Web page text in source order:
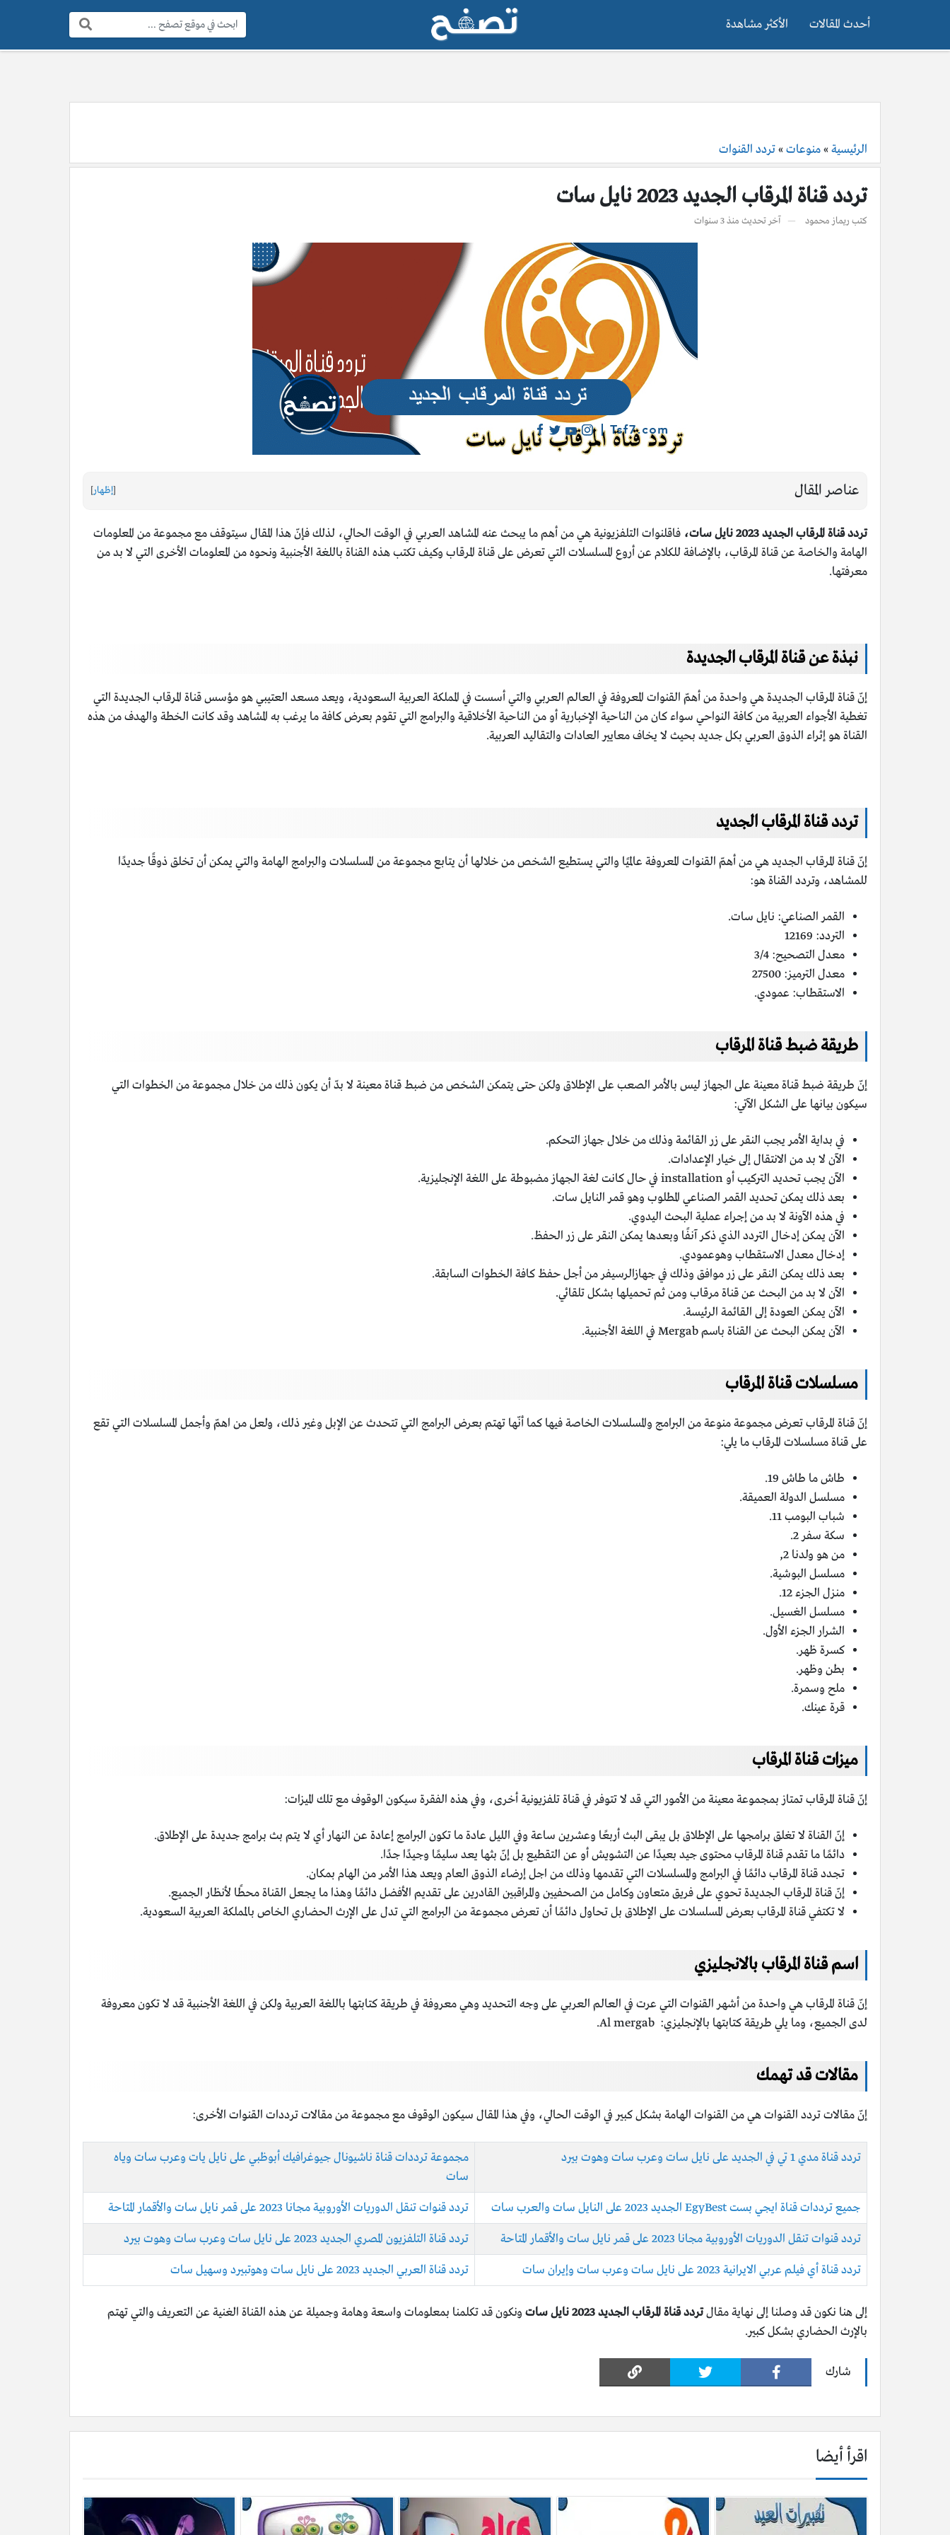
أحدث المقالات الأكثر مشاهدة
البحث:
الرئيسية »منوعات »تردد القنوات
تردد قناة المرقاب الجديد 2023 نايل سات
كتب ريماز محمود آخر تحديث منذ 3 سنوات
عناصر المقال [إظهار]
تردد قناة المرقاب الجديد 2023 نايل سات،
فاقلنوات التلفزيونية هي من أهم ما يبحث عنه المشاهد العربي في الوقت الحالي، لذلك فإنّ هذا المقال سيتوقف مع مجموعة من المعلومات
الهامة والخاصة عن قناة المرقاب، بالإضافة للكلام عن أروع المسلسلات التي تعرض على قناة المرقاب وكيف تكتب هذه القناة باللغة الأجنبية ونحوه من المعلومات الأخرى التي لا بد من
معرفتها.
نبذة عن قناة المرقاب الجديدة
إنّ قناة المرقاب الجديدة هي واحدة من أهمّ القنوات المعروفة في العالم العربي والتي أسست في المملكة العربية السعودية، ويعد مسعد العتيبي هو مؤسس قناة المرقاب الجديدة التي
تغطية الأجواء العربية من كافة النواحي سواء كان من الناحية الإخبارية أو من الناحية الأخلاقية والبرامج التي تقوم بعرض كافة ما يرغب به المشاهد وقد كانت الخطة والهدف من هذه
القناة هو إثراء الذوق العربي بكل جديد بحيث لا يخاف معايير العادات والتقاليد العربية.
تردد قناة المرقاب الجديد
إنّ قناة المرقاب الجديد هي من أهمّ القنوات المعروفة عالميًا والتي يستطيع الشخص من خلالها أن يتابع مجموعة من المسلسلات والبرامج الهامة والتي يمكن أن تخلق ذوقًا جديدًا
للمشاهد، وتردد القناة هو:
القمر الصناعي: نايل سات.
التردد: 12169
معدل التصحيح: 3/4
معدل الترميز: 27500
الاستقطاب: عمودي.
طريقة ضبط قناة المرقاب
إنّ طريقة ضبط قناة معينة على الجهاز ليس بالأمر الصعب على الإطلاق ولكن حتى يتمكن الشخص من ضبط قناة معينة لا بدّ أن يكون ذلك من خلال مجموعة من الخطوات التي
سيكون بيانها على الشكل الآتي:
في بداية الأمر يجب النقر على زر القائمة وذلك من خلال جهاز التحكم.
الآن لا بد من الانتقال إلى خيار الإعدادات.
الآن يجب تحديد التركيب أو installation في حال كانت لغة الجهاز مضبوطة على اللغة الإنجليزية.
بعد ذلك يمكن تحديد القمر الصناعي المطلوب وهو قمر النايل سات.
في هذه الآونة لا بد من إجراء عملية البحث اليدوي.
الآن يمكن إدخال التردد الذي ذكر آنفًا وبعدها يمكن النقر على زر الحفظ.
إدخال معدل الاستقطاب وهوعمودي.
بعد ذلك يمكن النقر على زر موافق وذلك في جهازالرسيفر من أجل حفظ كافة الخطوات السابقة.
الآن لا بد من البحث عن قناة مرقاب ومن ثم تحميلها بشكل تلقائي.
الآن يمكن العودة إلى القائمة الرئيسة.
الآن يمكن البحث عن القناة باسم Mergab في اللغة الأجنبية.
مسلسلات قناة المرقاب
إنّ قناة المرقاب تعرض مجموعة منوعة من البرامج والمسلسلات الخاصة فيها كما أنّها تهتم بعرض البرامج التي تتحدث عن الإبل وغير ذلك، ولعل من اهمّ وأجمل المسلسلات التي تقع
على قناة مسلسلات المرقاب ما يلي:
طاش ما طاش 19.
مسلسل الدولة العميقة.
شباب البومب 11.
سكة سفر 2.
من هو ولدنا 2,
مسلسل البوشية.
منزل الجزء 12.
مسلسل الغسيل.
الشرار الجزء الأول.
كسرة ظهر.
بطن وظهر.
ملح وسمرة.
قرة عينك.
ميزات قناة المرقاب
إنّ قناة المرقاب تمتاز بمجموعة معينة من الأمور التي قد لا تتوفر في قناة تلفزيونية أخرى، وفي هذه الفقرة سيكون الوقوف مع تلك الميزات:
إنّ القناة لا تغلق برامجها على الإطلاق بل يبقى البث أربعًا وعشرين ساعة وفي الليل عادة ما تكون البرامج إعادة عن النهار أي لا يتم بث برامج جديدة على الإطلاق.
دائمًا ما تقدم قناة المرقاب محتوى جيد بعيدًا عن التشويش أو عن التقطيع بل إنّ بثها يعد سليمًا وجيدًا جدًا.
تجدد قناة المرقاب دائمًا في البرامج والمسلسلات التي تقدمها وذلك من اجل إرضاء الذوق العام ويعد هذا الأمر من الهام بمكان.
إنّ قناة المرقاب الجديدة تحوي على فريق متعاون وكامل من الصحفيين والمراقبين القادرين على تقديم الأفضل دائمًا وهذا ما يجعل القناة محطًا لأنظار الجميع.
لا تكتفي قناة المرقاب بعرض المسلسلات على الإطلاق بل تحاول دائمًا أن تعرض مجموعة من البرامج التي تدل على الإرث الحضاري الخاص بالمملكة العربية السعودية.
اسم قناة المرقاب بالانجليزي
إنّ قناة المرقاب هي واحدة من أشهر القنوات التي عرت في العالم العربي على وجه التحديد وهي معروفة في طريقة كتابتها باللغة العربية ولكن في اللغة الأجنبية قد لا تكون معروفة
لدى الجميع، وما يلي طريقة كتابتها بالإنجليزي: Al mergab.
مقالات قد تهمك
إنّ مقالات تردد القنوات هي من القنوات الهامة بشكل كبير في الوقت الحالي، وفي هذا المقال سيكون الوقوف مع مجموعة من مقالات ترددات القنوات الأخرى:
تردد قناة مدي 1 تي في الجديد على نايل سات وعرب سات وهوت بيرد
مجموعة ترددات قناة ناشيونال جيوغرافيك أبوظبي على نايل يات وعرب سات وياه
سات
جميع ترددات قناة ايجي بست EgyBest الجديد 2023 على النايل سات والعرب سات تردد قنوات تنقل الدوريات الأوروبية مجانا 2023 على قمر نايل سات والأقمار المتاحة
تردد قنوات تنقل الدوريات الأوروبية مجانا 2023 على قمر نايل سات والأقمار المتاحة تردد قناة التلفزيون المصري الجديد 2023 على نايل سات وعرب سات وهوت بيرد
تردد قناة أي فیلم عربي الايرانية 2023 على نايل سات وعرب سات وإيران سات تردد قناة العربي الجديد 2023 على نايل سات وهوتبيرد وسهيل سات
إلى هنا نكون قد وصلنا إلى نهاية مقالتردد قناة المرقاب الجديد 2023 نايل سات
ونكون قد تكلمنا بمعلومات واسعة وهامة وجميلة عن هذه القناة الغنية عن التعريف والتي تهتم
بالإرث الحضاري بشكل كبير.
شارك
اقرأ أيضا